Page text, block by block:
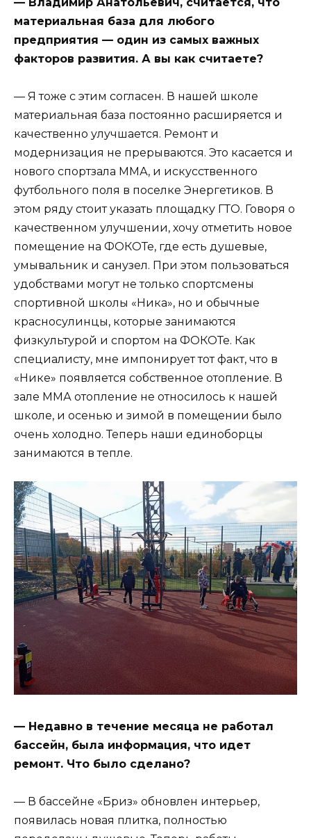
материальная база для любого
предприятия — один из самых важных
факторов развития. А вы как считаете?
— Я тоже с этим согласен. В нашей школе
материальная база постоянно расширяется и
качественно улучшается. Ремонт и
модернизация не прерываются. Это касается и
нового спортзала ММА, и искусственного
футбольного поля в поселке Энергетиков. В
этом ряду стоит указать площадку ГТО. Говоря о
качественном улучшении, хочу отметить новое
помещение на ФОКОТе, где есть душевые,
умывальник и санузел. При этом пользоваться
удобствами могут не только спортсмены
спортивной школы «Ника», но и обычные
красносулинцы, которые занимаются
физкультурой и спортом на ФОКОТе. Как
специалисту, мне импонирует тот факт, что в
«Нике» появляется собственное отопление. В
зале ММА отопление не относилось к нашей
школе, и осенью и зимой в помещении было
очень холодно. Теперь наши единоборцы
занимаются в тепле.
— Недавно в течение месяца не работал
бассейн, была информация, что идет
ремонт. Что было сделано?
— В бассейне «Бриз» обновлен интерьер,
появилась новая плитка, полностью